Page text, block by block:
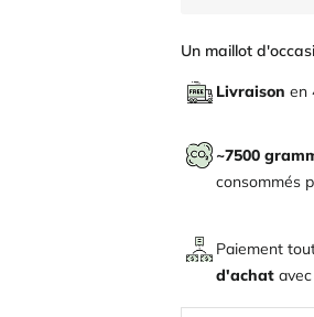
Un maillot
Livraison en
~7500
consommés
Paiement
d'achat avec